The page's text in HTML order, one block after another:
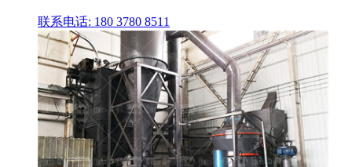
联系电话: 180 3780 8511